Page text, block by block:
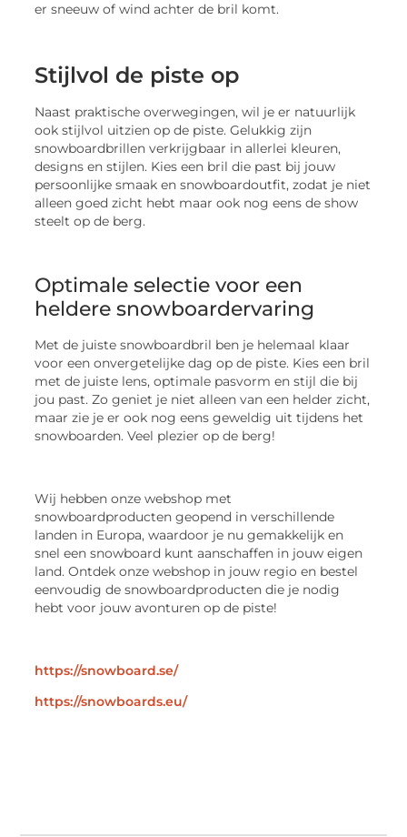
er sneeuw of wind achter de bril komt.
Stijlvol de piste op
Naast praktische overwegingen, wil je er natuurlijk
ook stijlvol uitzien op de piste. Gelukkig zijn
snowboardbrillen verkrijgbaar in allerlei kleuren,
designs en stijlen. Kies een bril die past bij jouw
persoonlijke smaak en snowboardoutfit, zodat je niet
alleen goed zicht hebt maar ook nog eens de show
steelt op de berg.
Optimale selectie voor een
heldere snowboardervaring
Met de juiste snowboardbril ben je helemaal klaar
voor een onvergetelijke dag op de piste. Kies een bril
met de juiste lens, optimale pasvorm en stijl die bij
jou past. Zo geniet je niet alleen van een helder zicht,
maar zie je er ook nog eens geweldig uit tijdens het
snowboarden. Veel plezier op de berg!
Wij hebben onze webshop met
snowboardproducten geopend in verschillende
landen in Europa, waardoor je nu gemakkelijk en
snel een snowboard kunt aanschaffen in jouw eigen
land. Ontdek onze webshop in jouw regio en bestel
eenvoudig de snowboardproducten die je nodig
hebt voor jouw avonturen op de piste!
https://snowboard.se/
https://snowboards.eu/